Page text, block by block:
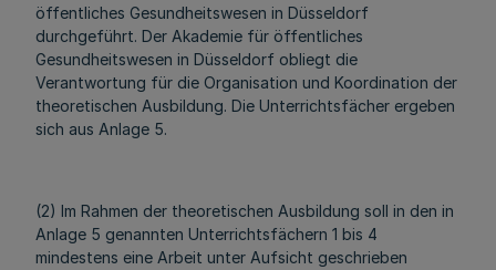
öffentliches Gesundheitswesen in Düsseldorf
durchgeführt. Der Akademie für öffentliches
Gesundheitswesen in Düsseldorf obliegt die
Verantwortung für die Organisation und Koordination der
theoretischen Ausbildung. Die Unterrichtsfächer ergeben
sich aus Anlage 5.
(2) Im Rahmen der theoretischen Ausbildung soll in den in
Anlage 5 genannten Unterrichtsfächern 1 bis 4
mindestens eine Arbeit unter Aufsicht geschrieben